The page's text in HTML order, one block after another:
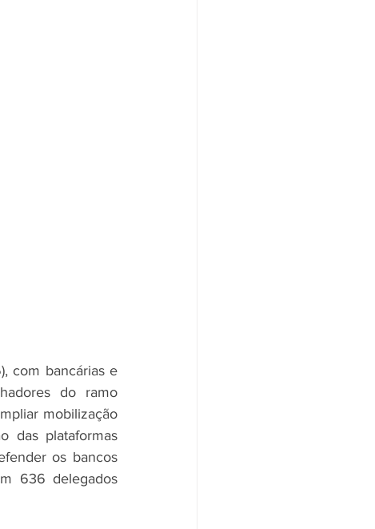
com bancárias e
do ramo
mobilização
das plataformas
os bancos
636 delegados